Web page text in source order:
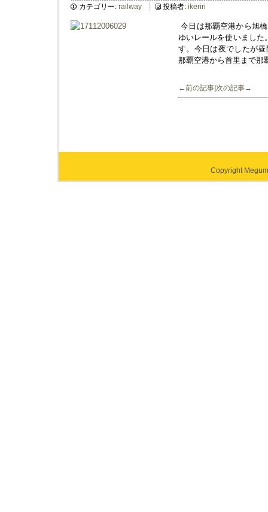
カテゴリー: railway 投稿者: ikeriri
今日は那覇空港から旭
ゆいレールを使いました
す。今日は夜でしたが
那覇空港から首里まで那
←前の記事 次の記事→
Copyright